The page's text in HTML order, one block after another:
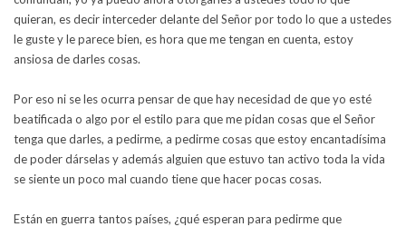
quieran, es decir interceder delante del Señor por todo lo que a ustedes
le guste y le parece bien, es hora que me tengan en cuenta, estoy
ansiosa de darles cosas.
Por eso ni se les ocurra pensar de que hay necesidad de que yo esté
beatificada o algo por el estilo para que me pidan cosas que el Señor
tenga que darles, a pedirme, a pedirme cosas que estoy encantadísima
de poder dárselas y además alguien que estuvo tan activo toda la vida
se siente un poco mal cuando tiene que hacer pocas cosas.
Están en guerra tantos países, ¿qué esperan para pedirme que